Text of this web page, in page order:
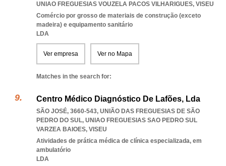
UNIAO FREGUESIAS VOUZELA PACOS VILHARIGUES, VISEU
Comércio por grosso de materiais de construção (exceto
madeira) e equipamento sanitário
LDA
Ver empresa Ver no Mapa
Matches in the search for:
Centro Médico Diagnóstico De Lafões, Lda
SÃO JOSÉ, 3660-543, UNIÃO DAS FREGUESIAS DE SÃO
PEDRO DO SUL, UNIAO FREGUESIAS SAO PEDRO SUL
VARZEA BAIOES, VISEU
Atividades de prática médica de clínica especializada, em
ambulatório
LDA